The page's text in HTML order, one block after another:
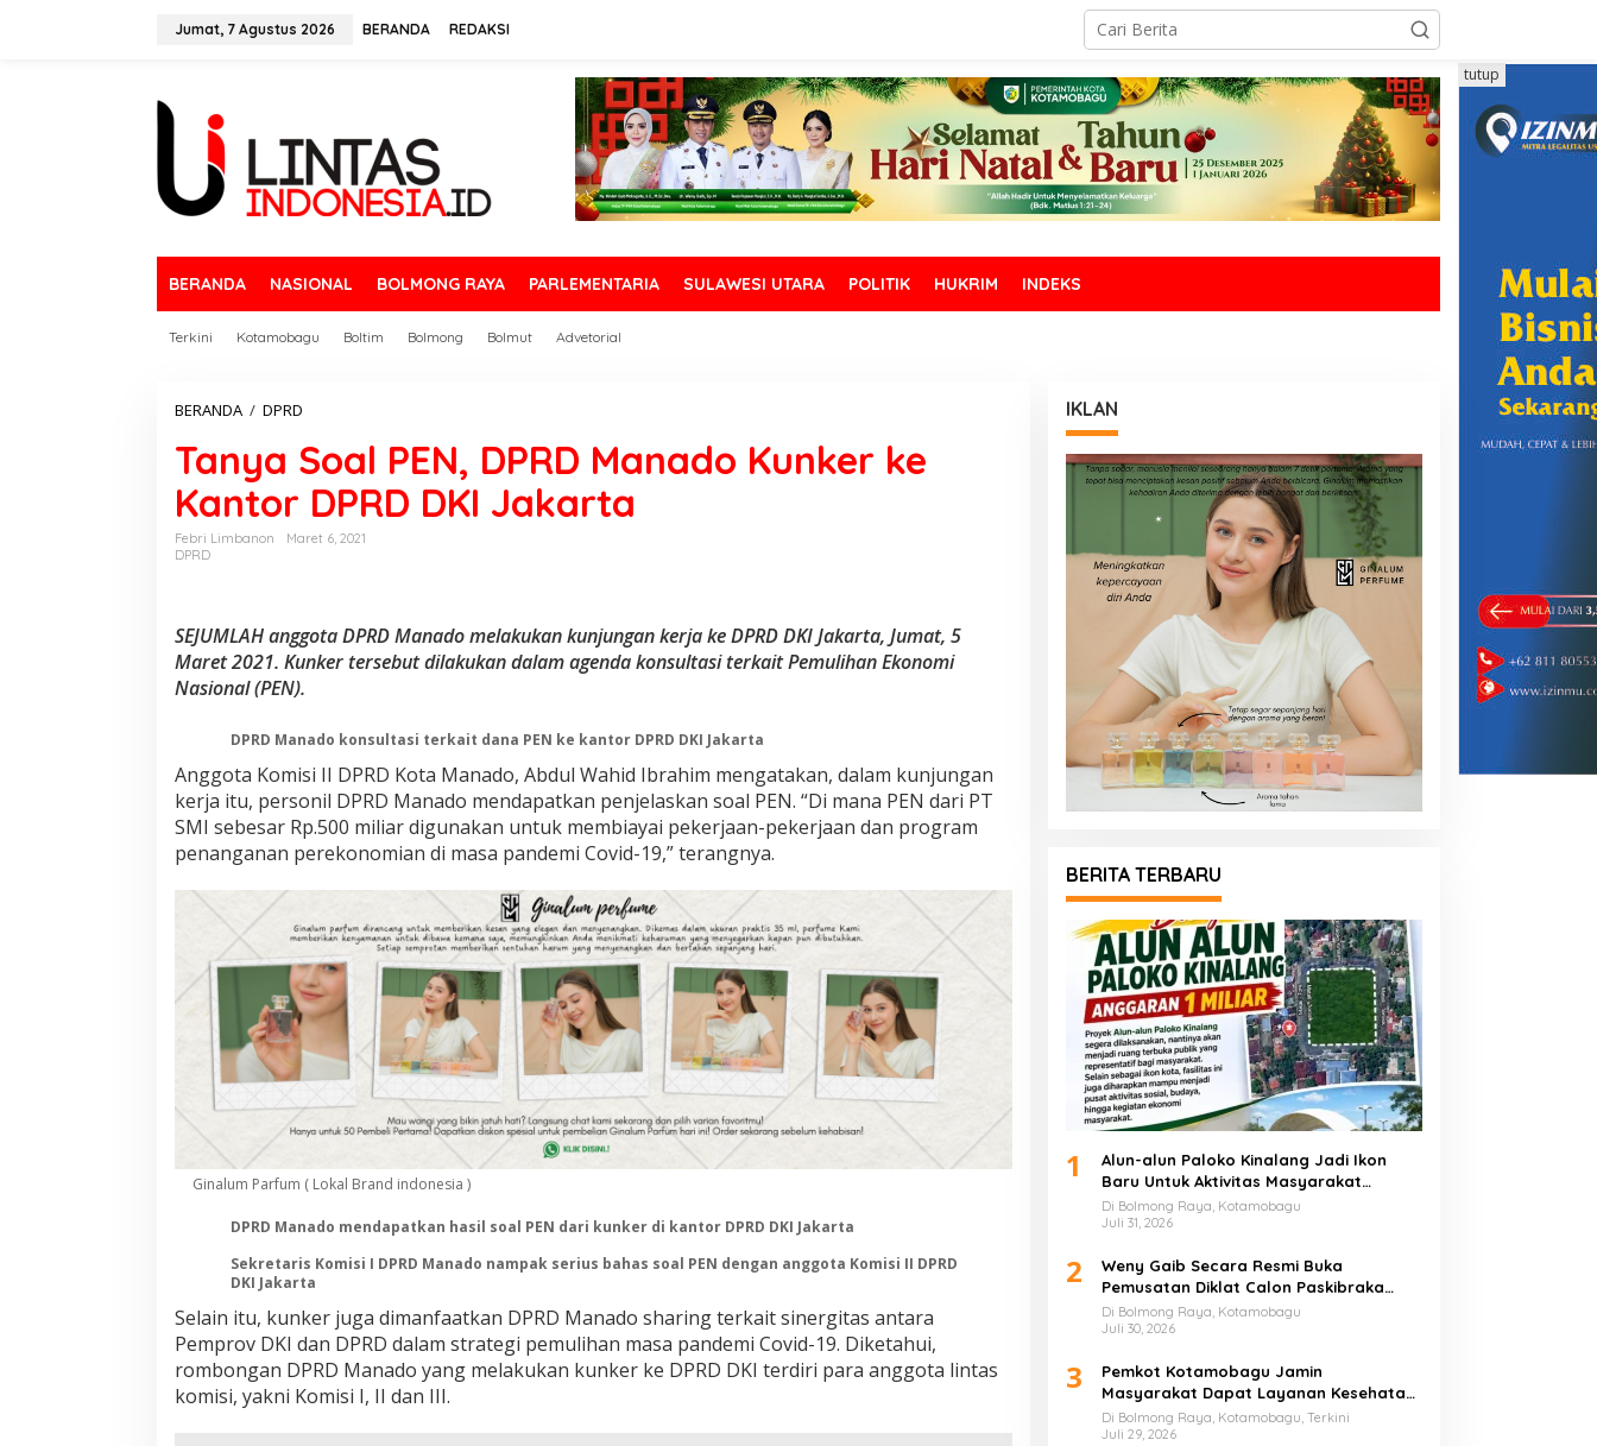
Jumat, 7 Agustus 2026 BERANDA REDAKSI
BERANDA NASIONAL BOLMONG RAYA PARLEMENTARIA SULAWESI UTARA POLITIK HUKRIM INDEKS
Terkini Kotamobagu Boltim Bolmong Bolmut Advetorial
tutup
BERANDA / DPRD
n
y
o
N
,
D
D
M
a
a
d
u
n
k
e
r
k
e
n
t
r
P
D
D
K
I
J
a
k
Tanya Soal PEN, DPRD Manado Kunker ke
Kantor DPRD DKI Jakarta
Febri Limbanon
Maret 6, 2021
DPRD
SEJUMLAH anggota DPRD Manado melakukan kunjungan kerja ke DPRD DKI Jakarta, Jumat, 5
Maret 2021. Kunker tersebut dilakukan dalam agenda konsultasi terkait Pemulihan Ekonomi
Nasional (PEN).
DPRD Manado konsultasi terkait dana PEN ke kantor DPRD DKI Jakarta
Anggota Komisi II DPRD Kota Manado, Abdul Wahid Ibrahim mengatakan, dalam kunjungan
kerja itu, personil DPRD Manado mendapatkan penjelaskan soal PEN. “Di mana PEN dari PT
SMI sebesar Rp.500 miliar digunakan untuk membiayai pekerjaan-pekerjaan dan program
penanganan perekonomian di masa pandemi Covid-19,” terangnya.
Ginalum Parfum ( Lokal Brand indonesia )
DPRD Manado mendapatkan hasil soal PEN dari kunker di kantor DPRD DKI Jakarta
Sekretaris Komisi I DPRD Manado nampak serius bahas soal PEN dengan anggota Komisi II DPRD
DKI Jakarta
Selain itu, kunker juga dimanfaatkan DPRD Manado sharing terkait sinergitas antara
Pemprov DKI dan DPRD dalam strategi pemulihan masa pandemi Covid-19. Diketahui,
rombongan DPRD Manado yang melakukan kunker ke DPRD DKI terdiri para anggota lintas
komisi, yakni Komisi I, II dan III.
IKLAN
BERITA TERBARU
1
Alun-alun Paloko Kinalang Jadi Ikon
Baru Untuk Aktivitas Masyarakat
Kotamobagu
Di Bolmong Raya, Kotamobagu
Juli 31, 2026
2
Weny Gaib Secara Resmi Buka
Pemusatan Diklat Calon Paskibraka
Kotamobagu
Di Bolmong Raya, Kotamobagu
Juli 30, 2026
3
Pemkot Kotamobagu Jamin
Masyarakat Dapat Layanan Kesehatan
Gratis
Di Bolmong Raya, Kotamobagu, Terkini
Juli 29, 2026